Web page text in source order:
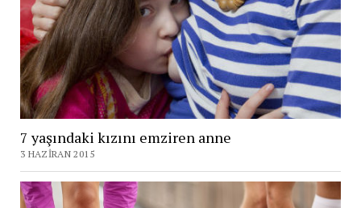
7 yaşındaki kızını emziren anne
3 HAZIRAN 2015